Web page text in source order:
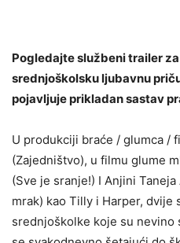
Pogledajte službeni trailer
srednjoškolsku ljubavnu
pojavljuje prikladan sastav
U produkciji braće / glumca /
(Zajedništvo), u filmu glume
(Sve je sranje!) I Anjini
mrak) kao Tilly i Harper, dvije
srednjoškolke koje su nevino